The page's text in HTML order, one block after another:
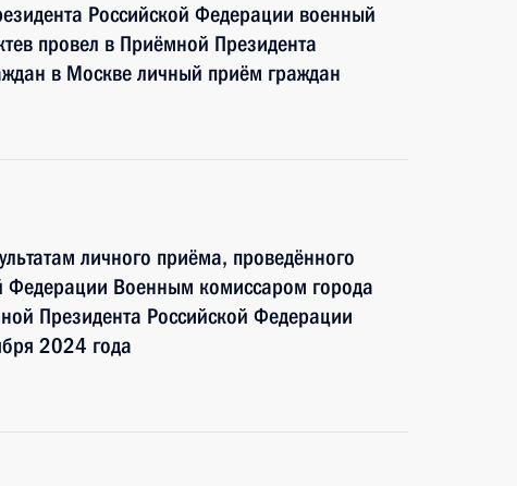
Российской Федерации военный
провел в Приёмной Президента
в Москве личный приём граждан
личного приёма, проведённого
Федерации Военным комиссаром города
Президента Российской Федерации
2024 года